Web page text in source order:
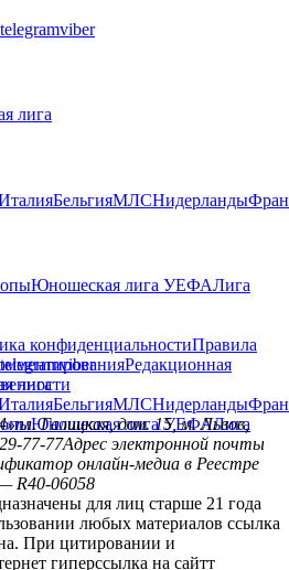
telegramviber
лига
БельгияМЛСНидерланды
Юношеская лига УЕФАЛига
конфиденциальностиПравила
Редакционная
telegramviber
лига
БельгияМЛСНидерланды
Юношеская лига УЕФАЛига
пл. Галицкая, дом. 15, м. Львов,
77-77Адрес электронной почты
онлайн-медиа в Реестре
R40-06058
для лиц старше 21 года
любых материалов ссылка
При цитировании и
гиперссылка на сайтт